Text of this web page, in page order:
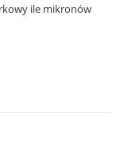
ile mikronów